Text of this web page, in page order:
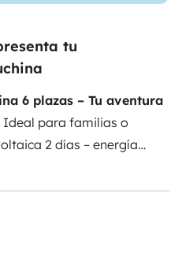
tu
6 plazas – Tu aventura
Ideal para familias o
2 días – energía
en casa🌡️ Calentador de
y seguras